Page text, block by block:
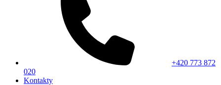
+420 773 872
020
Kontakty